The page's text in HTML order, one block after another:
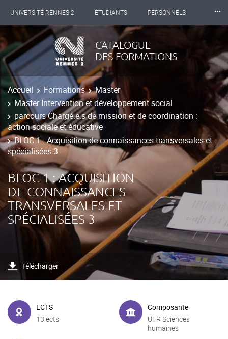
UNIVERSITÉ RENNES 2 ÉTUDIANTS PERSONNELS
INTERNATIONAL PROFESSIONNELS
LES NOUVELLES DE RENNES 2
⸱⸱⸱
CATALOGUE
DES FORMATIONS
Accueil Formations
Master
Master Intervention et développement social
parcours Chargé.e.s de mission et de coordination :
action sociale et éducative
BLOC 1 : Acquisition de connaissances transversales et
spécialisées 3
BLOC 1 : ACQUISITION
DE CONNAISSANCES
TRANSVERSALES ET
SPÉCIALISÉES 3
Télécharger
ECTS
13 ects
Composante
UFR Sciences
humaines